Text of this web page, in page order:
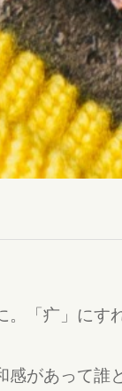
「疒」にす
があって誰